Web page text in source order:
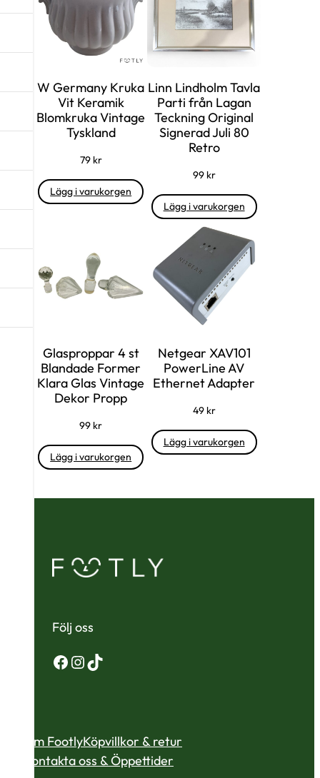
W Germany Kruka
Vit Keramik
Blomkruka Vintage
Tyskland
79 kr
Lägg i varukorgen
Linn Lindholm Tavla
Parti från Lagan
Teckning Original
Signerad Juli 80
Retro
99 kr
Lägg i varukorgen
Glasproppar 4 st
Blandade Former
Klara Glas Vintage
Dekor Propp
99 kr
Lägg i varukorgen
Netgear XAV101
PowerLine AV
Ethernet Adapter
49 kr
Lägg i varukorgen
Följ oss
Facebook
Instagram
TikTok
Om FootlyKöpvillkor & retur
Kontakta oss & Öppettider